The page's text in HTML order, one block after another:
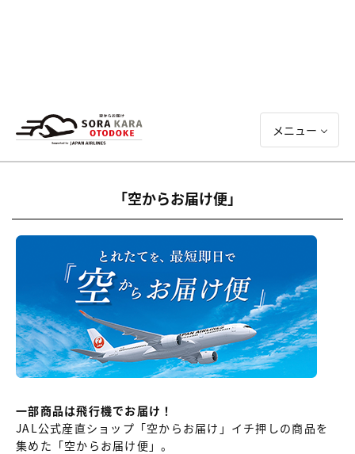
メニュー
「空からお届け便」
一部商品は飛行機でお届け！
JAL公式産直ショップ「空からお届け」イチ押しの商品を
集めた「空からお届け便」。